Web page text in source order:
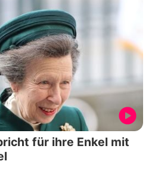
für ihre Enkel mit